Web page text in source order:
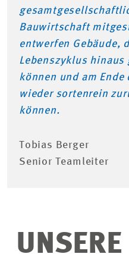
Bauwirtschaft
entwerfen Gebäude,
Lebenszyklus hinaus
können und am Ende
wieder sortenrein
können.
Tobias Berger
Senior Teamleiter
UNSERE